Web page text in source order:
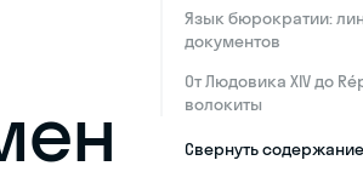
Язык бюрократии:
документов
От Людовика XIV до
волокиты
Свернуть содержание